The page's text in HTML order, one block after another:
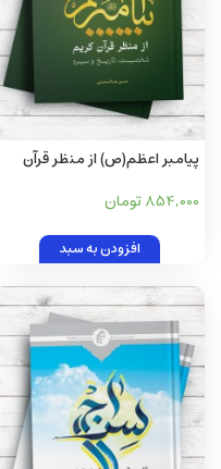
پیامبر اعظم(ص) از منظر قرآن
854,000 تومان
افزودن به سبد